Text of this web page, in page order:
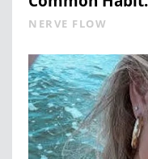
NERVE FLOW